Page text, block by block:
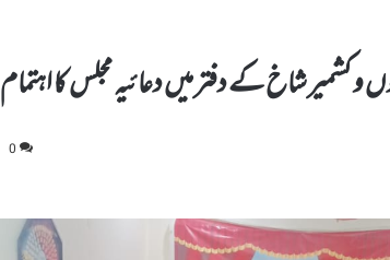
کشمیر شاخ کے دفتر میں دعائیہ مجلس کا اہتمام
0